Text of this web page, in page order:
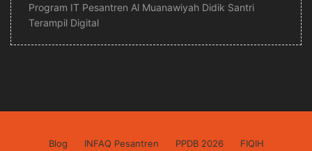
Program IT Pesantren Al Muanawiyah Didik Santri
Terampil Digital
Blog INFAQ Pesantren PPDB 2026 FIQIH